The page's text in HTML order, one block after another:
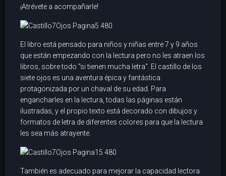
¡Atrévete a acompañarle!
El libro está pensado para niños y niñas entre 7 y 9 años
que están empezando con la lectura pero no les atraen los
libros, sobre todo "si tienen mucha letra". El castillo de los
siete ojos es una aventura épica y fantástica
protagonizada por un chaval de su edad. Para
engancharles en la lectura, todas las páginas están
ilustradas, y el propio texto está decorado con dibujos y
formatos de letra de diferentes colores para que la lectura
les sea más atrayente.
También es adecuado para mejorar la capacidad lectora